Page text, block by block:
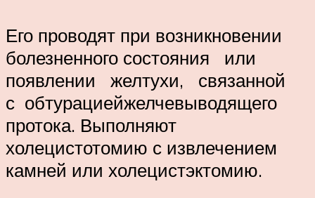
Его проводят при возникновении
болезненного состояния или
появлении желтухи, связанной
с обтурациейжелчевыводящего
протока. Выполняют
холецистотомию с из­влечением
камней или холецистэктомию.